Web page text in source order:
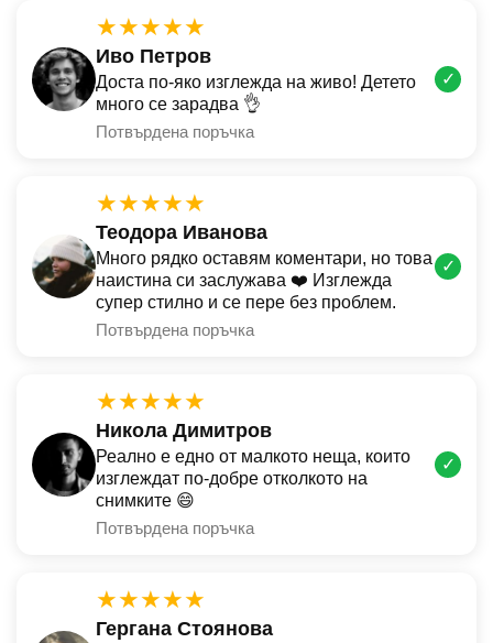
★★★★★
Иво Петров
Доста по-яко изглежда на живо! Детето
много се зарадва 👌
Потвърдена поръчка
✓
★★★★★
Теодора Иванова
Много рядко оставям коментари, но това
наистина си заслужава ❤️ Изглежда
супер стилно и се пере без проблем.
Потвърдена поръчка
✓
★★★★★
Никола Димитров
Реално е едно от малкото неща, които
изглеждат по-добре отколкото на
снимките 😄
Потвърдена поръчка
✓
★★★★★
Гергана Стоянова